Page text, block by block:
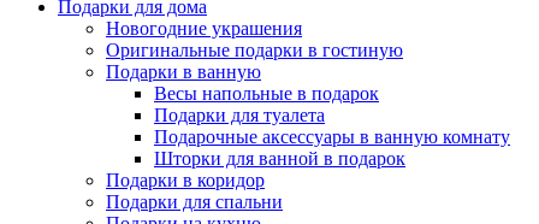
Подарки для дома
Новогодние украшения
Оригинальные подарки в гостиную
Подарки в ванную
Весы напольные в подарок
Подарки для туалета
Подарочные аксессуары в ванную комнату
Шторки для ванной в подарок
Подарки в коридор
Подарки для спальни